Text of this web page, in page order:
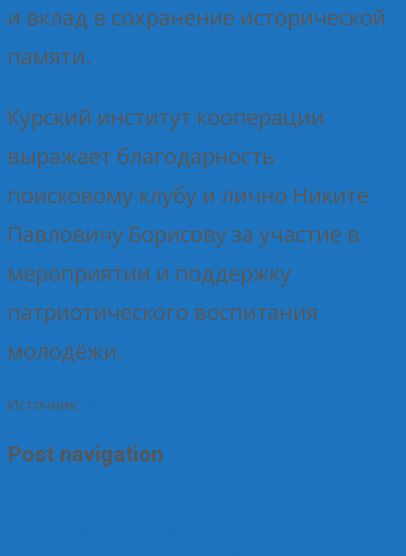
и вклад в сохранение исторической
памяти.
Курский институт кооперации
выражает благодарность
поисковому клубу и лично Никите
Павловичу Борисову за участие в
мероприятии и поддержку
патриотического воспитания
молодёжи.
Источник: .
Post navigation